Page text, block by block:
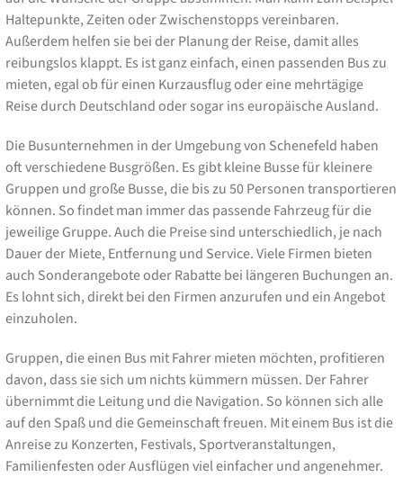
Haltepunkte, Zeiten oder Zwischenstopps vereinbaren.
Außerdem helfen sie bei der Planung der Reise, damit alles
reibungslos klappt. Es ist ganz einfach, einen passenden Bus zu
mieten, egal ob für einen Kurzausflug oder eine mehrtägige
Reise durch Deutschland oder sogar ins europäische Ausland.
Die Busunternehmen in der Umgebung von Schenefeld haben
oft verschiedene Busgrößen. Es gibt kleine Busse für kleinere
Gruppen und große Busse, die bis zu 50 Personen transportieren
können. So findet man immer das passende Fahrzeug für die
jeweilige Gruppe. Auch die Preise sind unterschiedlich, je nach
Dauer der Miete, Entfernung und Service. Viele Firmen bieten
auch Sonderangebote oder Rabatte bei längeren Buchungen an.
Es lohnt sich, direkt bei den Firmen anzurufen und ein Angebot
einzuholen.
Gruppen, die einen Bus mit Fahrer mieten möchten, profitieren
davon, dass sie sich um nichts kümmern müssen. Der Fahrer
übernimmt die Leitung und die Navigation. So können sich alle
auf den Spaß und die Gemeinschaft freuen. Mit einem Bus ist die
Anreise zu Konzerten, Festivals, Sportveranstaltungen,
Familienfesten oder Ausflügen viel einfacher und angenehmer.